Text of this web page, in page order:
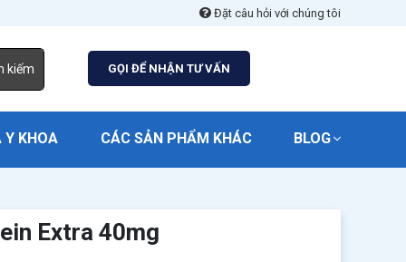
Đặt câu hỏi với chúng tôi
kiếm GỌI ĐỂ NHẬN TƯ VẤN
Y KHOA CÁC SẢN PHẨM KHÁC BLOG
Extra 40mg